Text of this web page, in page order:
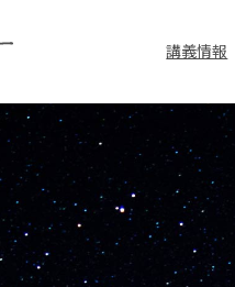
講義情報